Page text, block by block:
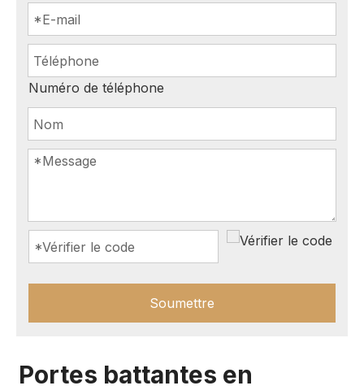
Numéro de téléphone
Soumettre
Portes battantes en